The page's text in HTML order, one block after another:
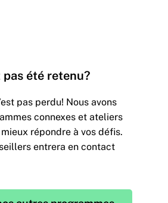
pas été retenu?
pas perdu! Nous avons
connexes et ateliers
répondre à vos défis.
entrera en contact